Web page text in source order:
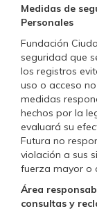
Medidas de
Personales
Fundación
seguridad que
los registros
uso o acceso
medidas
hechos por la
evaluará su
Futura no
violación a sus
fuerza mayor o
Área
consultas y